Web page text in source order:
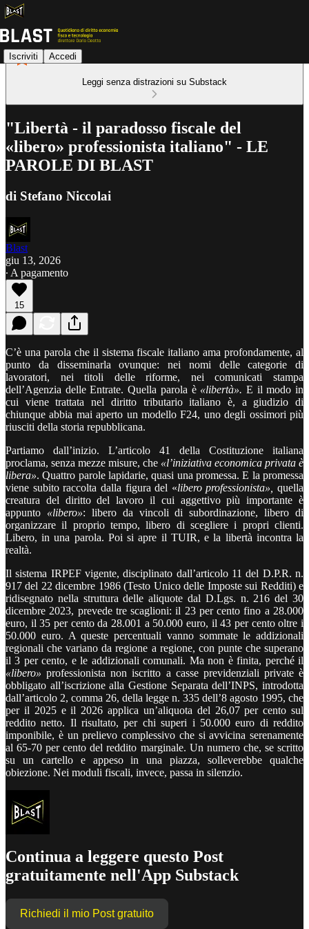
Iscriviti Accedi
Leggi senza distrazioni su Substack
"Libertà - il paradosso fiscale del
«libero» professionista italiano" - LE
PAROLE DI BLAST
di Stefano Niccolai
Blast
giu 13, 2026
∙ A pagamento
15
C’è una parola che il sistema fiscale italiano ama profondamente, al
punto da disseminarla ovunque: nei nomi delle categorie di
lavoratori, nei titoli delle riforme, nei comunicati stampa
dell’Agenzia delle Entrate. Quella parola è «libertà». E il modo in
cui viene trattata nel diritto tributario italiano è, a giudizio di
chiunque abbia mai aperto un modello F24, uno degli ossimori più
riusciti della storia repubblicana.
Partiamo dall’inizio. L’articolo 41 della Costituzione italiana
proclama, senza mezze misure, che «l’iniziativa economica privata è
libera». Quattro parole lapidarie, quasi una promessa. E la promessa
viene subito raccolta dalla figura del «libero professionista»,
quella
creatura del diritto del lavoro il cui aggettivo più importante è
appunto «libero»: libero da vincoli di subordinazione, libero di
organizzare il proprio tempo, libero di scegliere i propri clienti.
Libero, in una parola. Poi si apre il TUIR, e la libertà incontra la
realtà.
Il sistema IRPEF vigente, disciplinato dall’articolo 11 del D.P.R. n.
917 del 22 dicembre 1986 (Testo Unico delle Imposte sui Redditi) e
ridisegnato nella struttura delle aliquote dal D.Lgs. n. 216 del 30
dicembre 2023, prevede tre scaglioni: il 23 per cento fino a 28.000
euro, il 35 per cento da 28.001 a 50.000 euro, il 43 per cento oltre i
50.000 euro. A queste percentuali vanno sommate le addizionali
regionali che variano da regione a regione, con punte che superano
il 3 per cento, e le addizionali comunali. Ma non è finita, perché il
«libero» professionista non iscritto a casse previdenziali private è
obbligato all’iscrizione alla Gestione Separata dell’INPS, introdotta
dall’articolo 2, comma 26, della legge n. 335 dell’8 agosto 1995, che
per il 2025 e il 2026 applica un’aliquota del 26,07 per cento sul
reddito netto. Il risultato, per chi superi i 50.000 euro di reddito
imponibile, è un prelievo complessivo che si avvicina serenamente
al 65-70 per cento del reddito marginale. Un numero che, se scritto
su un cartello e appeso in una piazza, solleverebbe qualche
obiezione. Nei moduli fiscali, invece, passa in silenzio.
Continua a leggere questo Post
gratuitamente nell'App Substack
Richiedi il mio Post gratuito